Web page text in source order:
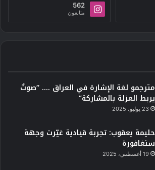
562
متابعون
مترجمو لغة الإشارة في العراق …. “صوتٌ
يربط العزلة بالمشاركة”
23 يوليو، 2025
حليمة يعقوب: تجربة قيادية غيّرت وجهة
سنغافورة
19 أغسطس، 2025